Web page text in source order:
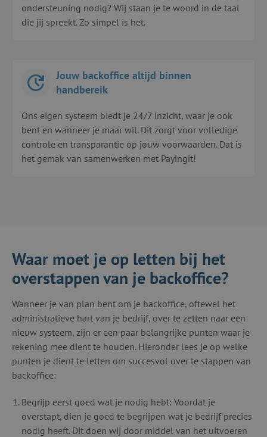
ondersteuning nodig? Wij staan je te woord in de taal
die jij spreekt. Zo simpel is het.
Jouw backoffice altijd binnen
handbereik
Ons eigen systeem biedt je 24/7 inzicht, waar je ook
bent en wanneer je maar wil. Dit zorgt voor volledige
controle en transparantie op jouw voorwaarden. Dat is
het gemak van samenwerken met Payingit!
Waar moet je op letten bij het
overstappen van je backoffice?
Wanneer je van plan bent om je backoffice, oftewel het
administratieve hart van je bedrijf, over te zetten naar een
nieuw systeem, zijn er een paar belangrijke punten waar je
rekening mee dient te houden. Hieronder lees je op welke
punten je dient te letten om succesvol over te stappen van
backoffice:
Begrijp eerst goed wat je nodig hebt: Voordat je
overstapt, dien je goed te begrijpen wat je bedrijf precies
nodig heeft. Dit doen wij door middel van het uitvoeren